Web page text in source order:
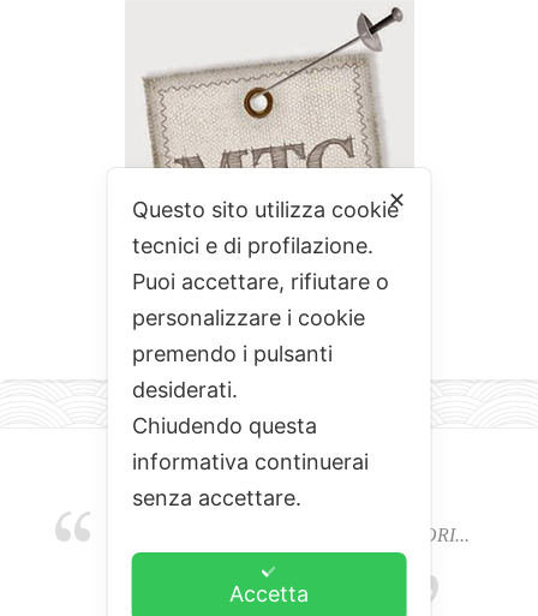
EMOZIONI, COLORI, ODORI E SAPORI...
L'ALCHIMIA DEL BUON CIBO
✕
Questo sito utilizza cookie
tecnici e di profilazione.
Puoi accettare, rifiutare o
personalizzare i cookie
premendo i pulsanti
desiderati.
Chiudendo questa
informativa continuerai
senza accettare.
Accetta